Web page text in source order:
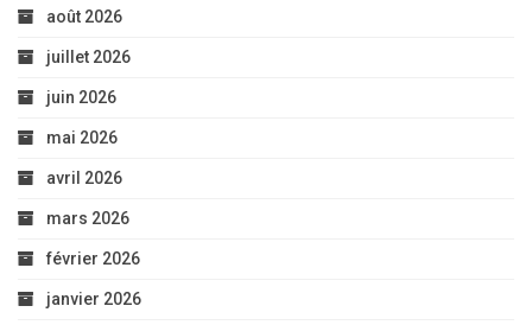
août 2026
juillet 2026
juin 2026
mai 2026
avril 2026
mars 2026
février 2026
janvier 2026